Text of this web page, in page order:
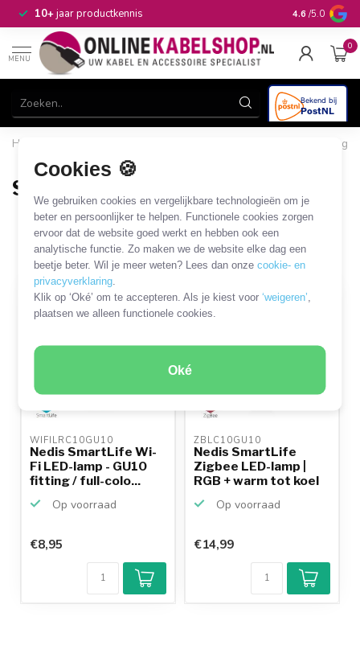
Cookies 🍪
We gebruiken cookies en vergelijkbare technologieën om je
beter en persoonlijker te helpen. Functionele cookies zorgen
ervoor dat de website goed werkt en hebben ook een
analytische functie. Zo maken we de website elke dag een
beetje beter. Wil je meer weten? Lees dan onzecookie- en
privacyverklaring
Klik op ‘Oké’ om te accepteren. Als je kiest voor‘weigeren’
plaatsen we alleen functionele cookies.
Oké
10+jaar productkennis 4.6 /5.0
MENU
0
Home
Lampen met GU10-fitting
Slimme LED-lamp
Slimme LED-lamp
2 PRODUCTEN
Filters SORTEER OP
SALE
WIFILRC10GU10
Nedis SmartLife Wi-
Fi LED-lamp - GU10
fitting / full-colo...
Op voorraad
€8,95
ZBLC10GU10
Nedis SmartLife
Zigbee LED-lamp |
RGB + warm tot koel
Op voorraad
€14,99